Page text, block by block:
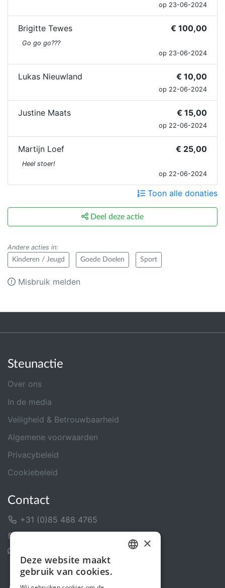
op 23-06-2024
Brigitte Tewes € 100,00
Go go go???
op 23-06-2024
Lukas Nieuwland € 10,00
op 22-06-2024
Justine Maats € 15,00
op 22-06-2024
Martijn Loef € 25,00
Heel stoer!
op 22-06-2024
Toon alle donaties
Deel deze actie
Andere acties in:
Kinderen / Jeugd Goede Doelen Sport
Misbruik melden
Steunactie
Over ons
In de media
Veiligheid & Betrouwbaarheid
Algemene voorwaarden
Privacybeleid
Cookiebeleid
Contact
+31 (0)85 488 4765
×
Deze website maakt
gebruik van cookies.